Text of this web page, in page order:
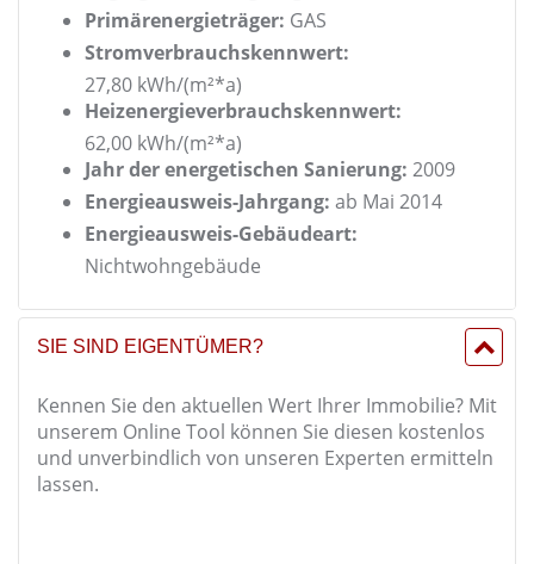
Primärenergieträger: GAS
Stromverbrauchskennwert:
27,80 kWh/(m²*a)
Heizenergieverbrauchskennwert:
62,00 kWh/(m²*a)
Jahr der energetischen Sanierung: 2009
Energieausweis-Jahrgang: ab Mai 2014
Energieausweis-Gebäudeart:
Nichtwohngebäude
SIE SIND EIGENTÜMER?
Kennen Sie den aktuellen Wert Ihrer Immobilie? Mit
unserem Online Tool können Sie diesen kostenlos
und unverbindlich von unseren Experten ermitteln
lassen.